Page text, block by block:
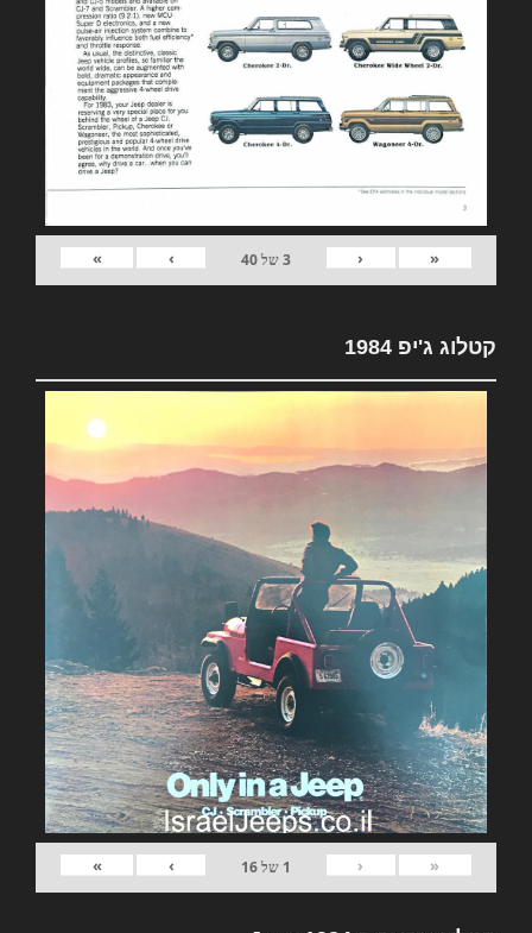
«
‹
3של40
›
»
קטלוג ג'יפ 1984
«
‹
1 של16
›
»